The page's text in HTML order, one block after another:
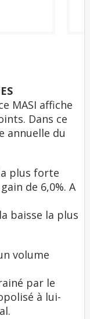
MASI affiche
Dans ce
annuelle du
plus forte
de 6,0%. A
baisse la plus
volume
par le
à lui-